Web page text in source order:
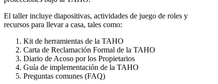
El taller incluye diapositivas, actividades de juego de roles y
recursos para llevar a casa, tales como:
Kit de herramientas de la TAHO
Carta de Reclamación Formal de la TAHO
Diario de Acoso por los Propietarios
Guía de implementación de la TAHO
Preguntas comunes (FAQ)